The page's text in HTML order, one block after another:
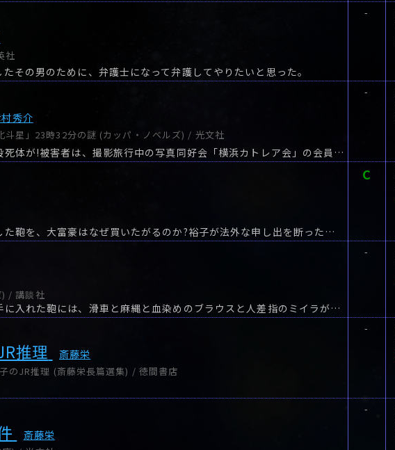
社
その男のために、弁護士になって弁護してやりたいと思った。
-
秀介
星」23時32分の謎 (カッパ・ノベルズ) / 光文社
雪の北海道・洞爺湖畔に刺殺死体が!被害者は、撮影旅行中の写真同好会「横浜カトレア会」の会員・下元博光。
-
亡命ロシア人の祖母がのこした鞄を、大富豪はなぜ買いたがるのか?裕子が法外な申し出を断った時、歴史の暗部へと誘う招待状が届いた。
C
) / 講談社
奇人素人探偵・河津三郎が手に入れた鞄には、滑車と麻縄と血染めのブラウスと人差指のミイラが入っていた。
-
推理 斎藤栄
のJR推理 (斎藤栄長篇選集) / 徳間書店
-
斎藤栄
-